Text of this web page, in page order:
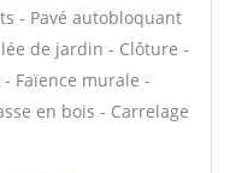
- Pavé autobloquant
de jardin - Clôture -
Faïence murale -
en bois - Carrelage